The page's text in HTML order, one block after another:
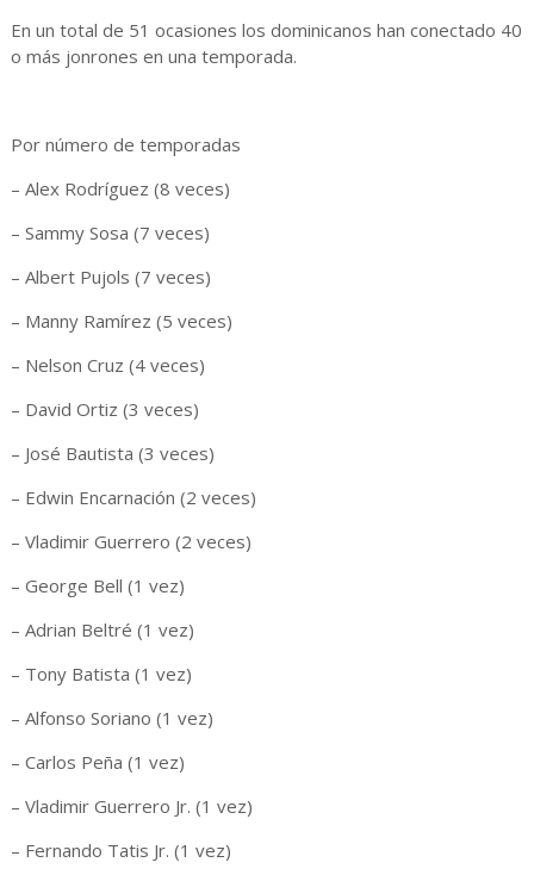
En un total de 51 ocasiones los dominicanos han conectado 40
o más jonrones en una temporada.
Por número de temporadas
– Alex Rodríguez (8 veces)
– Sammy Sosa (7 veces)
– Albert Pujols (7 veces)
– Manny Ramírez (5 veces)
– Nelson Cruz (4 veces)
– David Ortiz (3 veces)
– José Bautista (3 veces)
– Edwin Encarnación (2 veces)
– Vladimir Guerrero (2 veces)
– George Bell (1 vez)
– Adrian Beltré (1 vez)
– Tony Batista (1 vez)
– Alfonso Soriano (1 vez)
– Carlos Peña (1 vez)
– Vladimir Guerrero Jr. (1 vez)
– Fernando Tatis Jr. (1 vez)